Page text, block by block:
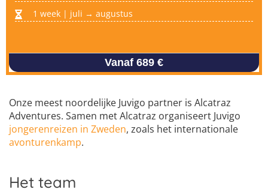
1 week | juli → augustus
Vanaf 689 €
Onze meest noordelijke Juvigo partner is Alcatraz
Adventures. Samen met Alcatraz organiseert Juvigo
jongerenreizen in Zweden, zoals het internationale
avonturenkamp.
Het team